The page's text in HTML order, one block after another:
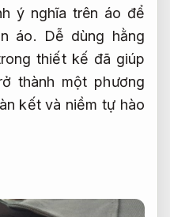
ý nghĩa trên áo để
áo.
Dễ dùng hằng
thiết kế đã giúp
thành một phương
kết và niềm tự hào